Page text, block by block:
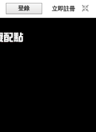
登錄 立即註冊